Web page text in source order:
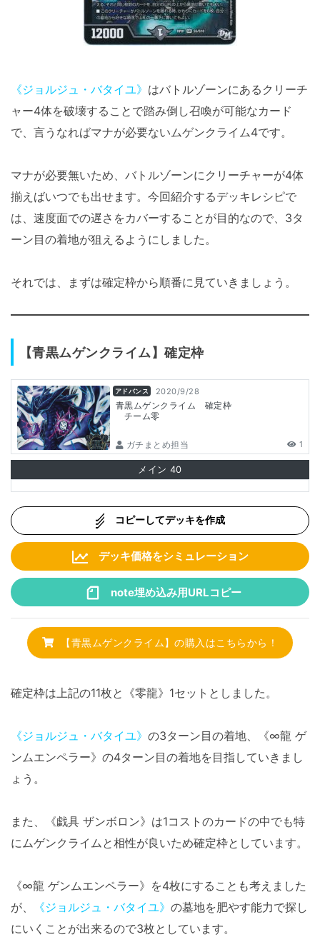
《ジョルジュ・バタイユ》 はバトルゾーンにあるクリーチ
ャー4体を破壊することで踏み倒し召喚が可能なカード
で、言うなればマナが必要ないムゲンクライム4です。
マナが必要無いため、バトルゾーンにクリーチャーが4体
揃えばいつでも出せます。今回紹介するデッキレシピで
は、速度面での遅さをカバーすることが目的なので、3タ
ーン目の着地が狙えるようにしました。
それでは、まずは確定枠から順番に見ていきましょう。
【青黒ムゲンクライム】確定枠
アドバンス 2020/9/28
青黒ムゲンクライム 確定枠
チーム零
ガチまとめ担当 1
メイン 40
コピーしてデッキを作成
デッキ価格をシミュレーション
note埋め込み用URLコピー
【青黒ムゲンクライム】の購入はこちらから！
確定枠は上記の11枚と《零龍》1セットとしました。
《ジョルジュ・バタイユ》 の3ターン目の着地、《∞龍 ゲ
ンムエンペラー》の4ターン目の着地を目指していきまし
ょう。
また、《戯具 ザンボロン》は1コストのカードの中でも特
にムゲンクライムと相性が良いため確定枠としています。
《∞龍 ゲンムエンペラー》を4枚にすることも考えました
が、
《ジョルジュ・バタイユ》 の墓地を肥やす能力で探し
にいくことが出来るので3枚としています。